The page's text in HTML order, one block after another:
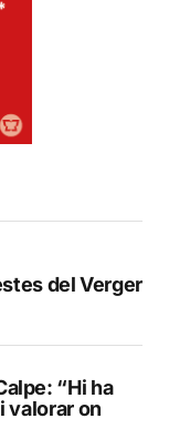
del Verger
“Hi ha
valorar on